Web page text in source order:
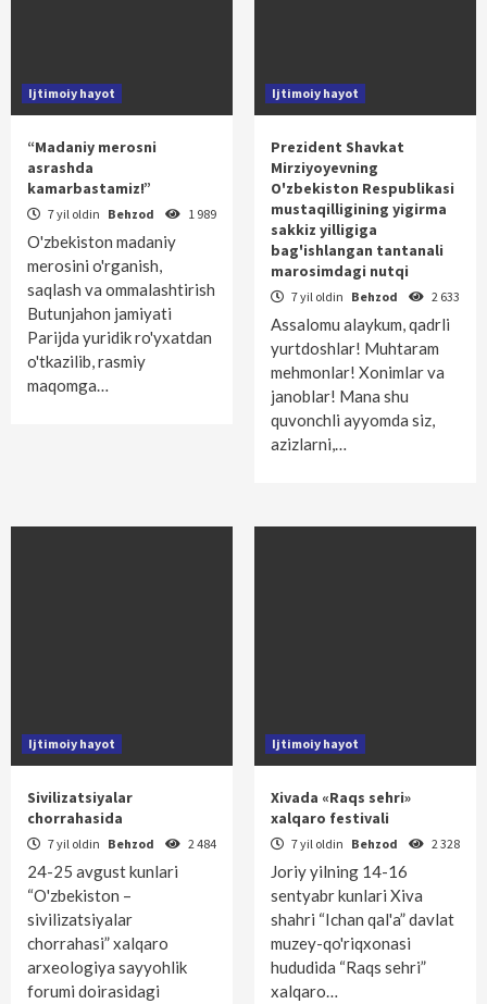
Ijtimoiy hayot
“Madaniy merosni
asrashda
kamarbastamiz!”
7 yil oldin Behzod 1 989
O'zbekiston madaniy
merosini o'rganish,
saqlash va ommalashtirish
Butunjahon jamiyati
Parijda yuridik ro'yxatdan
o'tkazilib, rasmiy
maqomga…
Ijtimoiy hayot
Prezident Shavkat
Mirziyoyevning
O'zbekiston Respublikasi
mustaqilligining yigirma
sakkiz yilligiga
bag'ishlangan tantanali
marosimdagi nutqi
7 yil oldin Behzod 2 633
Assalomu alaykum, qadrli
yurtdoshlar! Muhtaram
mehmonlar! Xonimlar va
janoblar! Mana shu
quvonchli ayyomda siz,
azizlarni,…
Ijtimoiy hayot
Sivilizatsiyalar
chorrahasida
7 yil oldin Behzod 2 484
24-25 avgust kunlari
“O'zbekiston –
sivilizatsiyalar
chorrahasi” xalqaro
arxeologiya sayyohlik
forumi doirasidagi
Ijtimoiy hayot
Xivada «Raqs sehri»
xalqaro festivali
7 yil oldin Behzod 2 328
Joriy yilning 14-16
sentyabr kunlari Xiva
shahri “Ichan qal'a” davlat
muzey-qo'riqxonasi
hududida “Raqs sehri”
xalqaro…